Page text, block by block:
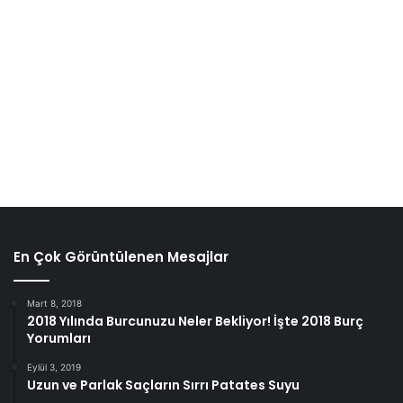
En Çok Görüntülenen Mesajlar
Mart 8, 2018
2018 Yılında Burcunuzu Neler Bekliyor! İşte 2018 Burç
Yorumları
Eylül 3, 2019
Uzun ve Parlak Saçların Sırrı Patates Suyu